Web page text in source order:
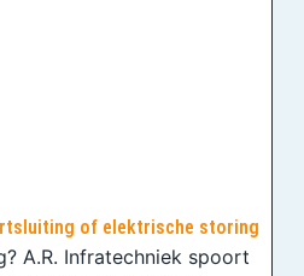
of elektrische storing
A.R. Infratechniek spoort